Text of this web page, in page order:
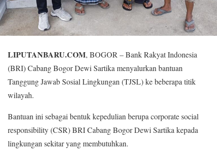
LIPUTANBARU.COM, BOGOR – Bank Rakyat Indonesia
(BRI) Cabang Bogor Dewi Sartika menyalurkan bantuan
Tanggung Jawab Sosial Lingkungan (TJSL) ke beberapa titik
wilayah.
Bantuan ini sebagai bentuk kepedulian berupa corporate social
responsibility (CSR) BRI Cabang Bogor Dewi Sartika kepada
lingkungan sekitar yang membutuhkan.